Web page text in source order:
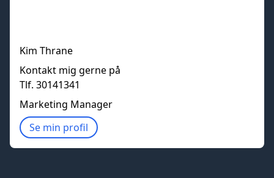
Kim Thrane
Kontakt mig gerne på
Tlf. 30141341
Marketing Manager
Se min profil